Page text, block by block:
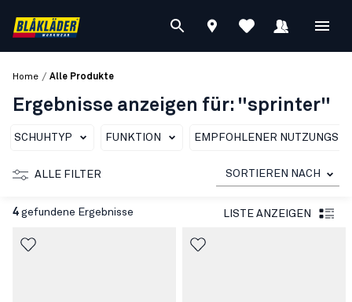
Home / Alle Produkte
Ergebnisse anzeigen für: "sprinter"
SCHUHTYP FUNKTION EMPFOHLENER
ALLE FILTER SORTIEREN NACH
4 gefundene Ergebnisse LISTE ANZEIGEN